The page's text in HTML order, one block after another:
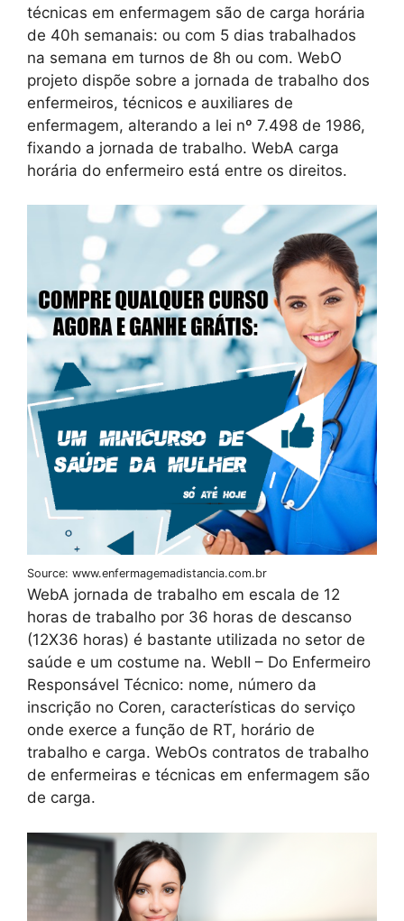
técnicas em enfermagem são de carga horária
de 40h semanais: ou com 5 dias trabalhados
na semana em turnos de 8h ou com. WebO
projeto dispõe sobre a jornada de trabalho dos
enfermeiros, técnicos e auxiliares de
enfermagem, alterando a lei nº 7.498 de 1986,
fixando a jornada de trabalho. WebA carga
horária do enfermeiro está entre os direitos.
Source: www.enfermagemadistancia.com.br
WebA jornada de trabalho em escala de 12
horas de trabalho por 36 horas de descanso
(12X36 horas) é bastante utilizada no setor de
saúde e um costume na. WebII – Do Enfermeiro
Responsável Técnico: nome, número da
inscrição no Coren, características do serviço
onde exerce a função de RT, horário de
trabalho e carga. WebOs contratos de trabalho
de enfermeiras e técnicas em enfermagem são
de carga.